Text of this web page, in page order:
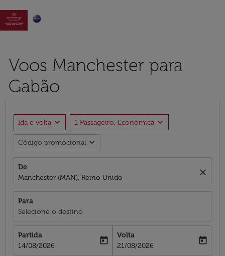

Voos Manchester para
Gabão
Ida e volta expand_more 1 Passageiro, Econômica expand_more
Código promocional expand_more
De
Manchester (MAN), Reino Unido
close
Para
Selecione o destino
Partida
fc-booking-departure-date-aria-label
14/08/2026
today
Volta
fc-booking-return-date-aria-label
21/08/2026
today